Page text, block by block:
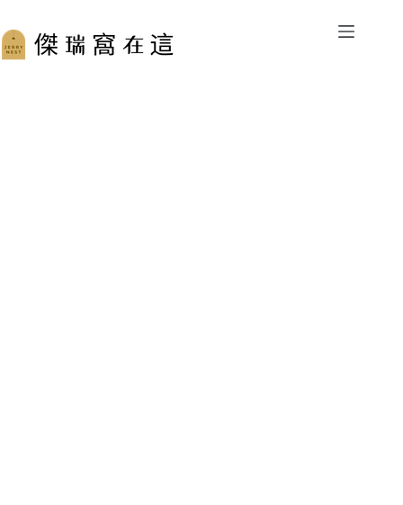
至
主